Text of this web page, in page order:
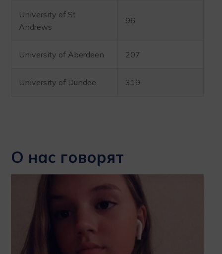
University of St
Andrews
96
University of Aberdeen 207
University of Dundee 319
О нас говорят